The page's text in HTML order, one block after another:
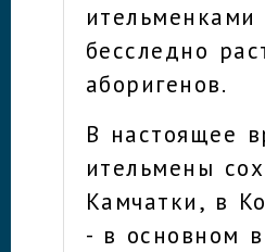
бесследно
аборигенов.
В настоящее
ительмены
Камчатки, в
- в основном